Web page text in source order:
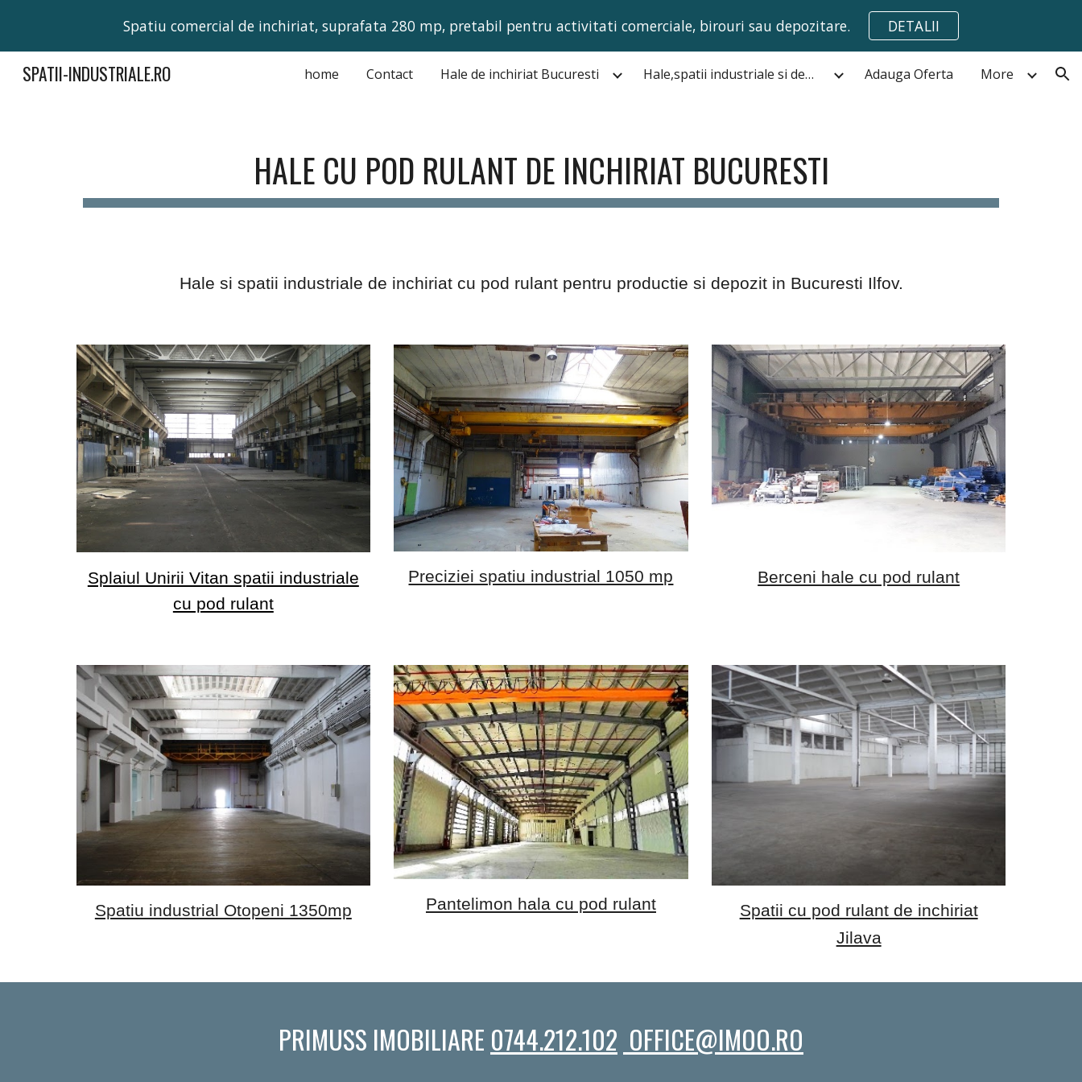
Skip to main content Skip to navigation
Spatiu comercial de inchiriat, suprafata 280 mp, pretabil pentru activitati comerciale, birouri sau depozitare. DETALII
SPATII-INDUSTRIALE.RO home Contact Hale de inchiriat Bucuresti Hale,spatii industriale si depozite de vanzare Bucuresti Adauga Oferta More
HALE CU POD RULANT DE INCHIRIAT BUCURESTI
Hale si spatii industriale de inchiriat cu pod rulant pentru productie si depozit in Bucuresti Ilfov.
Splaiul Unirii Vitan spatii industriale
cu pod rulant
Preciziei spatiu industrial 1050 mp Berceni hale cu pod rulant
Spatiu industrial Otopeni 1350mp Pantelimon hala cu pod rulant
Spatii cu pod rulant de inchiriat
Jilava
PRIMUSS IMOBILIARE 0744.212.102 OFFICE@IMOO.RO